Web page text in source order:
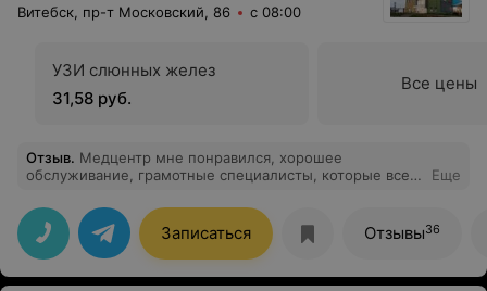
Витебск, пр-т Московский, 86 с 08:00
УЗИ слюнных желез
31,58 руб.
Все цены
Отзыв. Медцентр мне понравился, хорошее
обслуживание, грамотные специалисты, которые все
лечение. Обязательно буду рекомендовать к
посещению своим близким и друзьям!
Еще
Записаться Отзывы36